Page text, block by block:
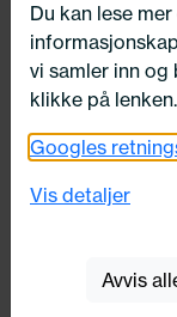
Du kan lese
vi samler inn og
klikke på lenken.
Googles
Vis detaljer
Avvis